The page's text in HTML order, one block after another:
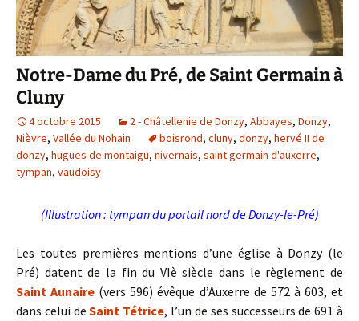
Notre-Dame du Pré, de Saint Germain à
Cluny
4 octobre 2015 2 - Châtellenie de Donzy, Abbayes, Donzy,
Nièvre, Vallée du Nohain boisrond, cluny, donzy, hervé II de
donzy, hugues de montaigu, nivernais, saint germain d'auxerre,
tympan, vaudoisy
(Illustration : tympan du portail nord de Donzy-le-Pré)
Les toutes premières mentions d’une église à Donzy (le
Pré) datent de la fin du VIè siècle dans le règlement de
Saint Aunaire (vers 596) évêque d’Auxerre de 572 à 603, et
dans celui deSaint Tétrice, l’un de ses successeurs de 691 à